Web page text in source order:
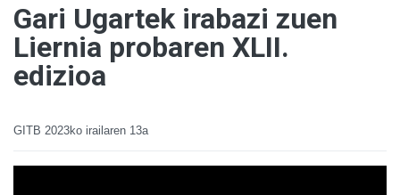
Gari Ugartek irabazi zuen
Liernia probaren XLII.
edizioa
GITB 2023ko irailaren 13a